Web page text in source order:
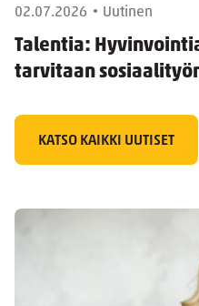
02.07.2026 Uutinen
Talentia:
tarvitaan
KATSO KAIKKI UUTISET